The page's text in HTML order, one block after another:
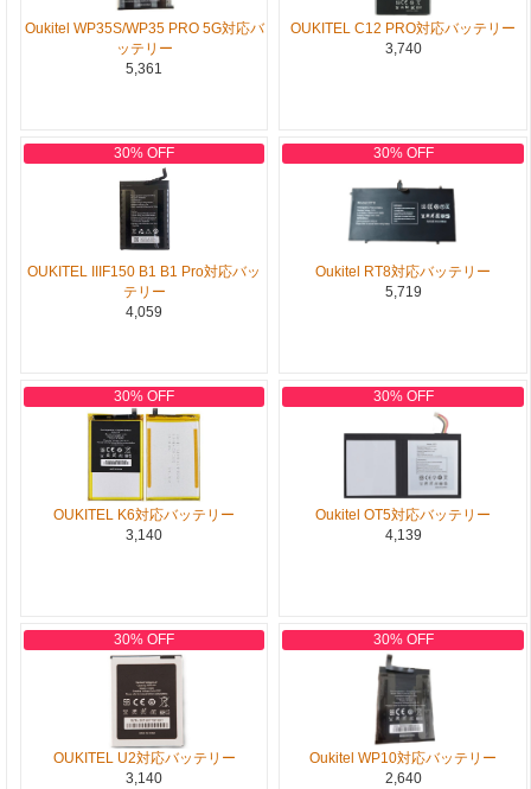
Oukitel WP35S/WP35 PRO 5G対応バ
ッテリー
5,361
OUKITEL C12 PRO対応バッテリー
3,740
30% OFF
OUKITEL IIIF150 B1 B1 Pro対応バッ
テリー
4,059
30% OFF
Oukitel RT8対応バッテリー
5,719
30% OFF
OUKITEL K6対応バッテリー
3,140
30% OFF
Oukitel OT5対応バッテリー
4,139
30% OFF
OUKITEL U2対応バッテリー
3,140
30% OFF
Oukitel WP10対応バッテリー
2,640